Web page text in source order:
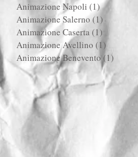
Animazione Napoli (1)1 post
Animazione Salerno (1)
Animazione Caserta(1)
Animazione Avellino (1)
Animazione Benevento (1)